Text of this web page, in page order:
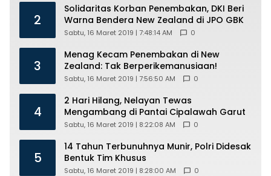
2
Solidaritas Korban Penembakan, DKI Beri
Warna Bendera New Zealand di JPO GBK
Sabtu, 16 Maret 2019 | 7:48:14 AM 0
3
Menag Kecam Penembakan di New
Zealand: Tak Berperikemanusiaan!
Sabtu, 16 Maret 2019 | 7:56:50 AM 0
4
2 Hari Hilang, Nelayan Tewas
Mengambang di Pantai Cipalawah Garut
Sabtu, 16 Maret 2019 | 8:22:08 AM 0
5
14 Tahun Terbunuhnya Munir, Polri Didesak
Bentuk Tim Khusus
Sabtu, 16 Maret 2019 | 8:28:00 AM 0